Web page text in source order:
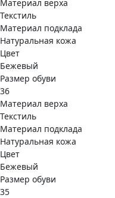
Материал верха
Текстиль
Материал подклада
Натуральная кожа
Цвет
Бежевый
Размер обуви
36
Материал верха
Текстиль
Материал подклада
Натуральная кожа
Цвет
Бежевый
Размер обуви
35